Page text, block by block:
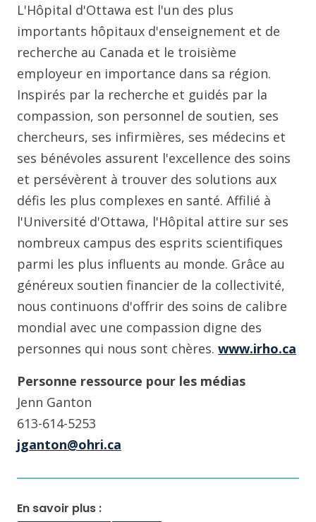
L'Hôpital d'Ottawa est l'un des plus
importants hôpitaux d'enseignement et de
recherche au Canada et le troisième
employeur en importance dans sa région.
Inspirés par la recherche et guidés par la
compassion, son personnel de soutien, ses
chercheurs, ses infirmières, ses médecins et
ses bénévoles assurent l'excellence des soins
et persévèrent à trouver des solutions aux
défis les plus complexes en santé. Affilié à
l'Université d'Ottawa, l'Hôpital attire sur ses
nombreux campus des esprits scientifiques
parmi les plus influents au monde. Grâce au
généreux soutien financier de la collectivité,
nous continuons d'offrir des soins de calibre
mondial avec une compassion digne des
personnes qui nous sont chères. www.irho.ca
Personne ressource pour les médias
Jenn Ganton
613-614-5253
jganton@ohri.ca
En savoir plus :